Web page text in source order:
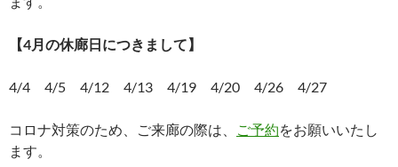
【4月の休廊日につきまして】
4/4 4/5 4/12 4/13 4/19 4/20 4/26 4/27
コロナ対策のため、ご来廊の際は、 ご予約をお願いいたし
ます。